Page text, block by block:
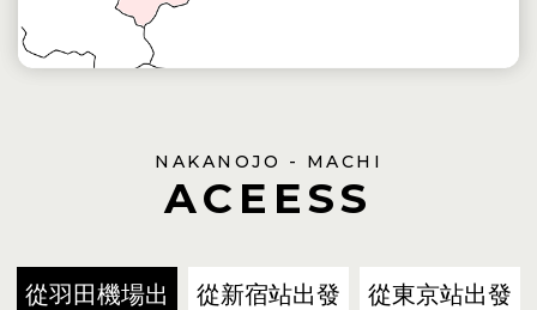
NAKANOJO - MACHI
ACEESS
從羽田機場出
從新宿站出發 從東京站出發